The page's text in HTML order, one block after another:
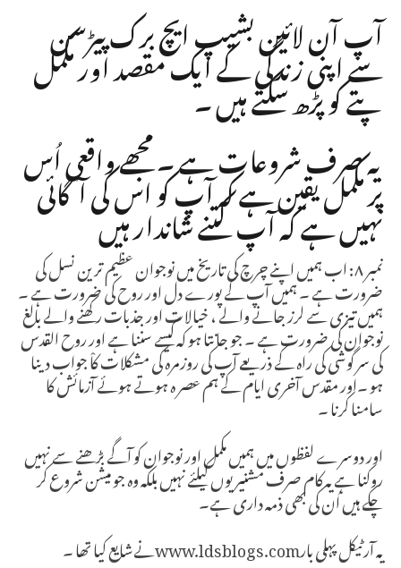
آپ آن لائین بشیپ ایچ برک پیڑسن
سے اپنی زندگی کے ایک مقصد اور مکمل
پتے کو پڑھ سکتے ہیں ۔
یہ صرف شروعات ہے ۔ مجھے واقعی اُس
پر مکمل یقین ہے کہ آپ کو اس کی آگائی
نہیں ہے کہ آپ کتنے شاندار ہیں
نمبر ۸: اب ہمیں اپنے چرچ کی تاریخ میں نوجوان عظیم ترین نسل کی
ضرورت ہے ۔ ہمیں آپ کے پورے دل اور روح کی ضرورت ہے ۔
ہمیں تیزی سے لرز جانے والے ، خیالات اور جذبات رکھنے والے بالغ
نوجوان کی ضرورت ہے ۔ جو جانتا ہو کہ کیسے سننا ہے اور روح القدس
کی سر گوشی کی راہ کے ذریعے آپ کی روزمرہ کی مشکلات کاْ جواب دینا
ہو ۔اور مقدس آخری ایام کے ہم عصر ہ ہوتے ہوئے آزمائش کا
سامنا کرنا ۔
اور دوسرے لفظوں میں ہمیں مکمل اور نوجوان کو آگے بڑھنے سے نہیں
روکنا ہے یہ کام صرف مشنیریوں کیلئے نہیں بلکہ وہ جو میشن شروع کر
چکے ہیں اُن کی بھی ذمہ داری ہے۔
یہ آرٹیکل پہلی بارwww.ldsblogs.comنےشایع کیا تھا ۔